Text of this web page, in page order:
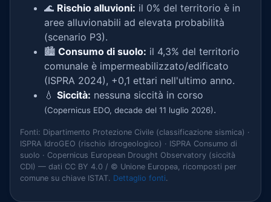
🌊 Rischio alluvioni: il 0% del territorio è in
aree alluvionabili ad elevata probabilità
(scenario P3).
🏙️ Consumo di suolo: il 4,3% del territorio
comunale è impermeabilizzato/edificato
(ISPRA 2024), +0,1 ettari nell'ultimo anno.
💧 Siccità: nessuna siccità in corso
(Copernicus EDO, decade del 11 luglio 2026).
Fonti: Dipartimento Protezione Civile (classificazione sismica) ·
ISPRA IdroGEO (rischio idrogeologico) · ISPRA Consumo di
suolo · Copernicus European Drought Observatory (siccità
CDI) — dati CC BY 4.0 / © Unione Europea, ricomposti per
comune su chiave ISTAT. Dettaglio fonti.